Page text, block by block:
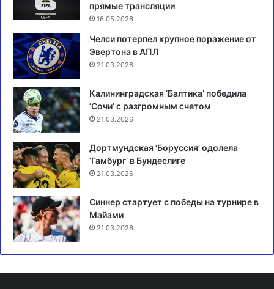
прямые трансляции
16.05.2026
Челси потерпел крупное поражение от
Эвертона в АПЛ
21.03.2026
Калининградская ‘Балтика’ победила
‘Сочи’ с разгромным счетом
21.03.2026
Дортмундская ‘Боруссия’ одолела
‘Гамбург’ в Бундеслиге
21.03.2026
Синнер стартует с победы на турнире в
Майами
21.03.2026